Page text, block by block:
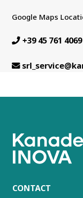
Google Maps
+39 45 761 4069
CONTACT